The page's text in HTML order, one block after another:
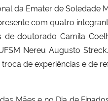
da Emater de Soledade
com quatro
doutorado Camila
Nereu Augusto
de experiências e de
Mães e no Dia de